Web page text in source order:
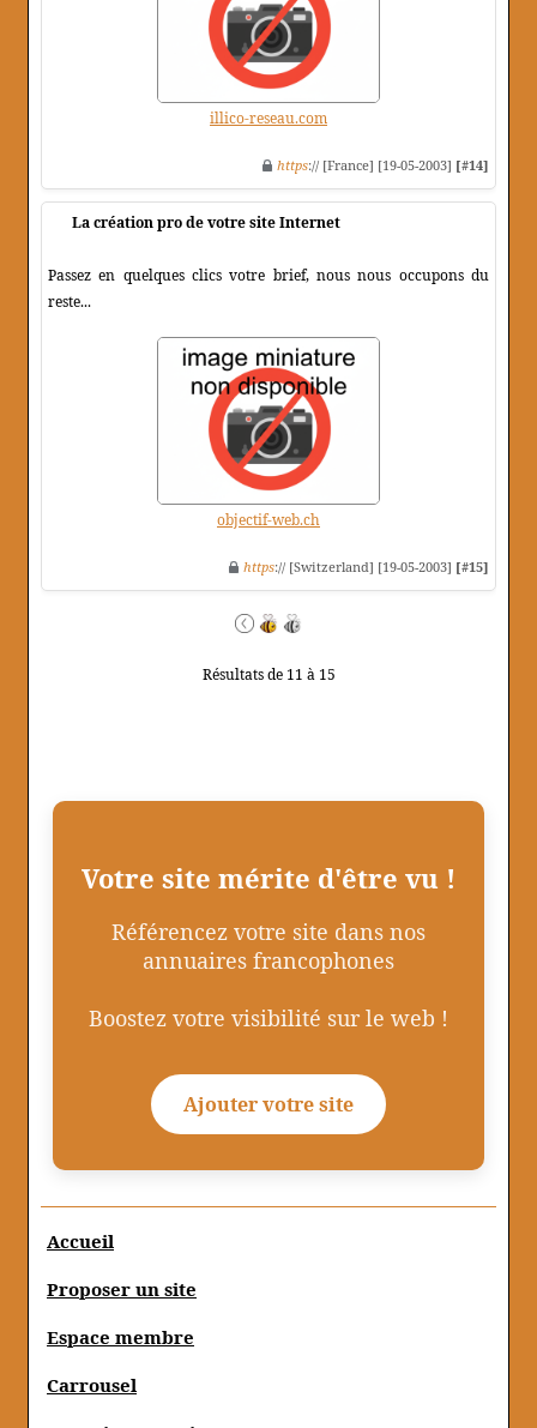
illico-reseau.com
https:// [France] [19-05-2003] [#14]
La création pro de votre site Internet
Passez en quelques clics votre brief, nous nous occupons du
reste...
objectif-web.ch
https:// [Switzerland] [19-05-2003] [#15]
Résultats de 11 à 15
Votre site mérite d'être vu !
Référencez votre site dans nos
annuaires francophones
Boostez votre visibilité sur le web !
Ajouter votre site
Accueil
Proposer un site
Espace membre
Carrousel